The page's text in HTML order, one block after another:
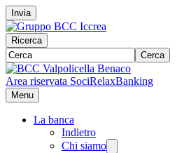
Invia
Ricerca
Cerca
Area riservata SociRelaxBanking
Menu
La banca
Indietro
Chi siamo